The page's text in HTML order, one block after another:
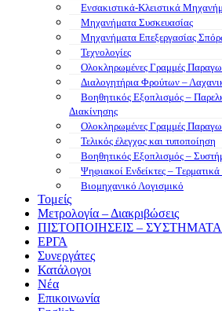
Ενσακιστικά-Κλειστικά
Μηχανήματα Συσκευασίας
Μηχανήματα Επεξεργασίας
Τεχνολογίες
Ολοκληρωμένες Γραμμές
Διαλογητήρια Φρούτων –
Βοηθητικός Εξοπλισμός –
Διακίνησης
Ολοκληρωμένες Γραμμές
Τελικός έλεγχος και τυποποίηση
Βοηθητικός Εξοπλισμός –
Ψηφιακοί Ενδείκτες – Tερματικά
Βιομηχανικό Λογισμικό
Τομείς
Μετρολογία – Διακριβώσεις
ΠΙΣΤΟΠΟΙΗΣΕΙΣ –
ΕΡΓΑ
Συνεργάτες
Κατάλογοι
Νέα
Επικοινωνία